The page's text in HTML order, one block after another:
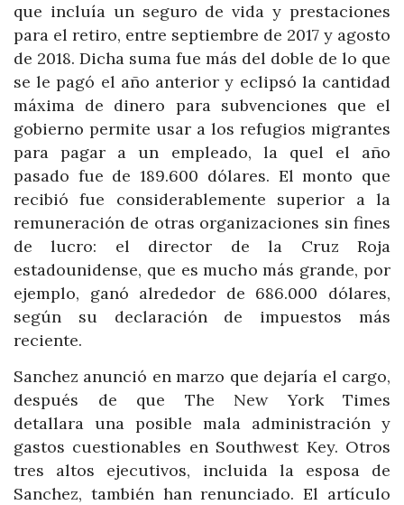
que incluía un seguro de vida y prestaciones
para el retiro, entre septiembre de 2017 y agosto
de 2018. Dicha suma fue más del doble de lo que
se le pagó el año anterior y eclipsó la cantidad
máxima de dinero para subvenciones que el
gobierno permite usar a los refugios migrantes
para pagar a un empleado, la quel el año
pasado fue de 189.600 dólares. El monto que
recibió fue considerablemente superior a la
remuneración de otras organizaciones sin fines
de lucro: el director de la Cruz Roja
estadounidense, que es mucho más grande, por
ejemplo, ganó alrededor de 686.000 dólares,
según su declaración de impuestos más
reciente.
Sanchez anunció en marzo que dejaría el cargo,
después de que The New York Times
detallara una posible mala administración y
gastos cuestionables en Southwest Key. Otros
tres altos ejecutivos, incluida la esposa de
Sanchez, también han renunciado. El artículo